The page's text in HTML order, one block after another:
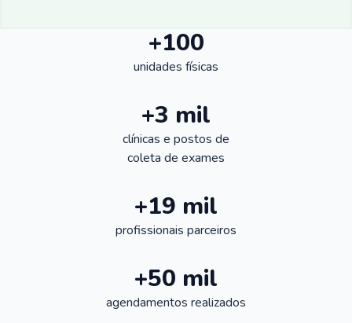
+100
unidades físicas
+3 mil
clínicas e postos de
coleta de exames
+19 mil
profissionais parceiros
+50 mil
agendamentos realizados